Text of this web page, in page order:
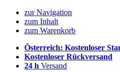
zur Navigation
zum Inhalt
zum Warenkorb
Österreich: Kostenloser
Kostenloser Rückversand
24 h Versand